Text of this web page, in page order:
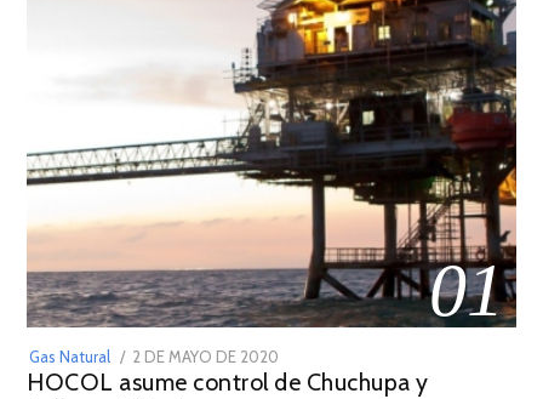
01
Gas Natural
POSTED
ON
2 DE MAYO DE 2020
DE
HOCOL asume control de Chuchupa y